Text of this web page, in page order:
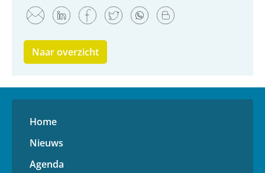
Naar overzicht
Home
Nieuws
Agenda